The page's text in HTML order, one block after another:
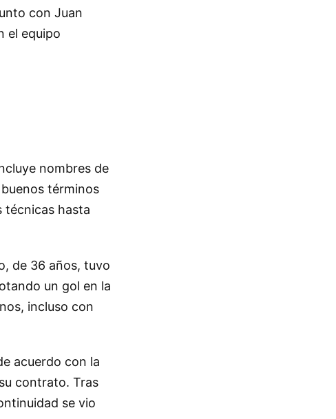
con Juan
el equipo
nombres de
términos
técnicas hasta
de 36 años, tuvo
un gol en la
incluso con
acuerdo con la
contrato. Tras
se vio